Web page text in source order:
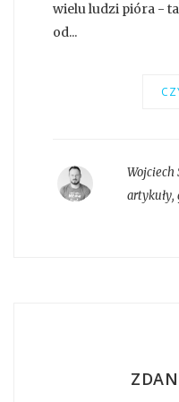
wielu ludzi pióra -
od...
Wojciech
artykuły,